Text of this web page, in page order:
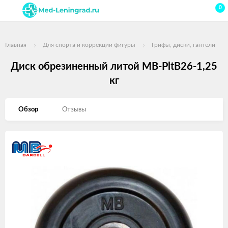
0
Главная Для спорта и коррекции фигуры Грифы, диски, гантели
Диск обрезиненный литой MB-PltB26-1,25
кг
Обзор Отзывы
Изображения